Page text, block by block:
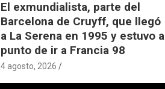
El exmundialista, parte del
Barcelona de Cruyff, que llegó
a La Serena en 1995 y estuvo a
punto de ir a Francia 98
4 agosto, 2026